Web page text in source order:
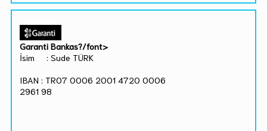
Garanti Bankas?/font>
İsim : Sude TÜRK
IBAN : TR07 0006 2001 4720 0006
2961 98